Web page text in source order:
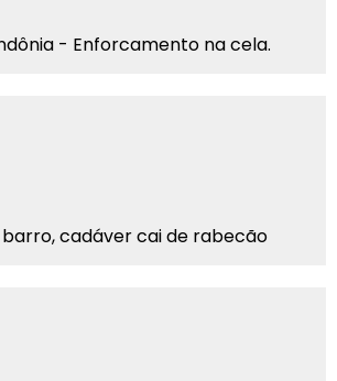
- Enforcamento na cela.
cadáver cai de rabecão